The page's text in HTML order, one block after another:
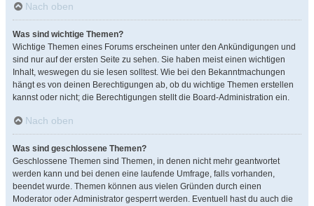
Nach oben
Was sind wichtige Themen?
Wichtige Themen eines Forums erscheinen unter den Ankündigungen und
sind nur auf der ersten Seite zu sehen. Sie haben meist einen wichtigen
Inhalt, weswegen du sie lesen solltest. Wie bei den Bekanntmachungen
hängt es von deinen Berechtigungen ab, ob du wichtige Themen erstellen
kannst oder nicht; die Berechtigungen stellt die Board-Administration ein.
Nach oben
Was sind geschlossene Themen?
Geschlossene Themen sind Themen, in denen nicht mehr geantwortet
werden kann und bei denen eine laufende Umfrage, falls vorhanden,
beendet wurde. Themen können aus vielen Gründen durch einen
Moderator oder Administrator gesperrt werden. Eventuell hast du auch die